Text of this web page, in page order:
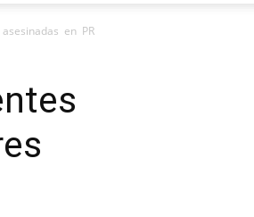
en PR